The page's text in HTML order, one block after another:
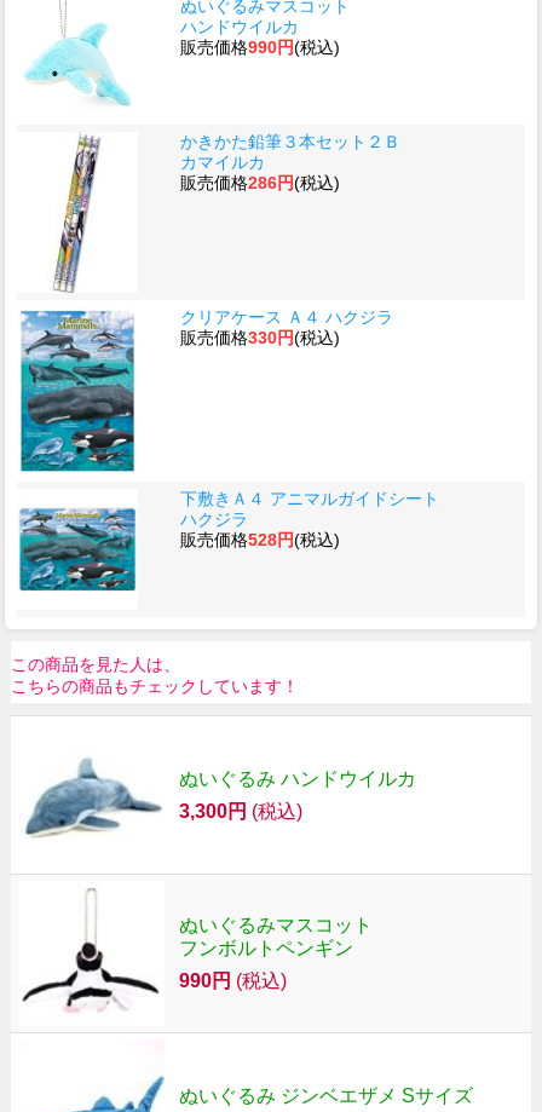
ぬいぐるみマスコット
ハンドウイルカ
販売価格990円(税込)
かきかた鉛筆３本セット２Ｂ
カマイルカ
販売価格286円(税込)
クリアケース Ａ４ ハクジラ
販売価格330円(税込)
下敷きＡ４ アニマルガイドシート
ハクジラ
販売価格528円(税込)
この商品を見た人は、
こちらの商品もチェックしています！
ぬいぐるみ ハンドウイルカ
3,300円 (税込)
ぬいぐるみマスコット
フンボルトペンギン
990円 (税込)
ぬいぐるみ ジンベエザメ Sサイズ